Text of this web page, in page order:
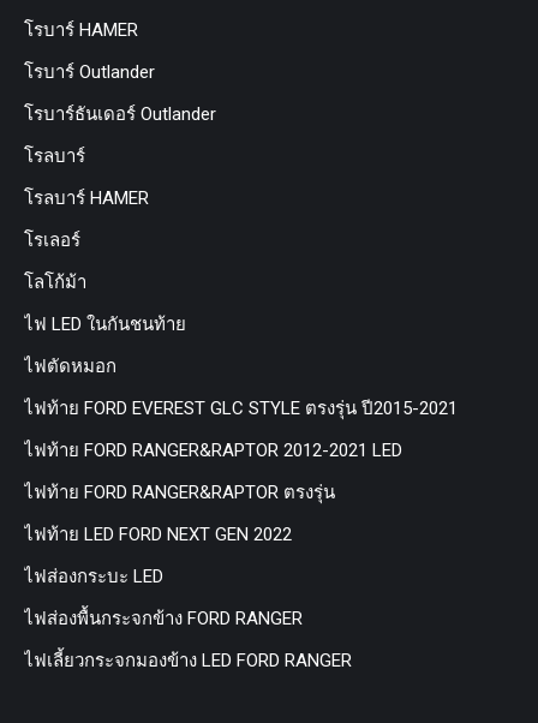
โรบาร์ HAMER
โรบาร์ Outlander
โรบาร์ธันเดอร์ Outlander
โรลบาร์
โรลบาร์ HAMER
โรเลอร์
โลโก้ม้า
ไฟ LED ในกันชนท้าย
ไฟตัดหมอก
ไฟท้าย FORD EVEREST GLC STYLE ตรงรุ่น ปี2015-2021
ไฟท้าย FORD RANGER&RAPTOR 2012-2021 LED
ไฟท้าย FORD RANGER&RAPTOR ตรงรุ่น
ไฟท้าย LED FORD NEXT GEN 2022
ไฟส่องกระบะ LED
ไฟส่องพื้นกระจกข้าง FORD RANGER
ไฟเลี้ยวกระจกมองข้าง LED FORD RANGER